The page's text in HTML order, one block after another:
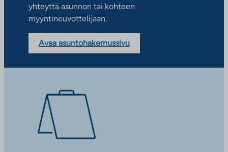
yhteyttä asunnon tai kohteen
myyntineuvottelijaan.
Avaa asuntohakemussivu